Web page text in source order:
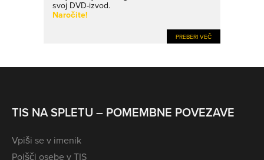
svoj DVD-izvod.
Naročite!
PREBERI VEČ
TIS NA SPLETU – POMEMBNE POVEZAVE
Vpiši se v imenik
Poišči osebe v TIS